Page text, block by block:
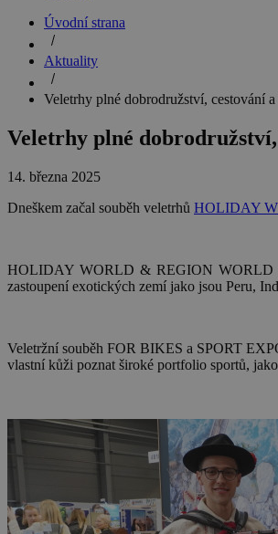
Úvodní strana
Aktuality
Veletrhy plné dobrodružství, cestování a
Veletrhy plné
14. března 2025
Dneškem začal souběh veletrhů HOLIDAY
HOLIDAY WORLD & REGION WORLD
zastoupení exotických zemí jako jsou Peru,
Veletržní souběh FOR BIKES a SPORT
vlastní kůži poznat široké portfolio sportů,